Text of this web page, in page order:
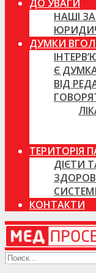
ДО УВАГИ
НАШІ
ДУМКИ
Є
ВІД
ТЕРИТОРІЯ
ДІЄТИ
КОНТАКТИ